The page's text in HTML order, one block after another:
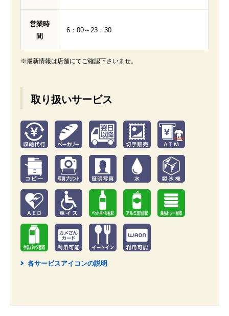
営業時
間
6：00～23：30
※最新情報は店舗にてご確認下さいませ。
取り扱いサービス
2 各サービスアイコンの説明